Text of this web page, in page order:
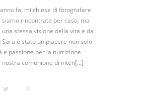
fa, mi chiese di fotografare
rincontrate per caso, ma
stessa visione della vita e da
è stato un piacere non solo
e passione per la nutrizione
comunione di inten[...]